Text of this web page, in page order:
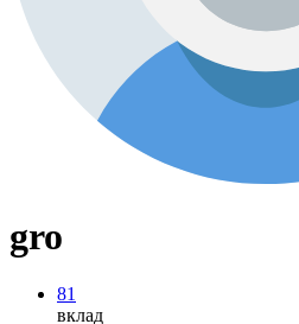
gro
81
вклад